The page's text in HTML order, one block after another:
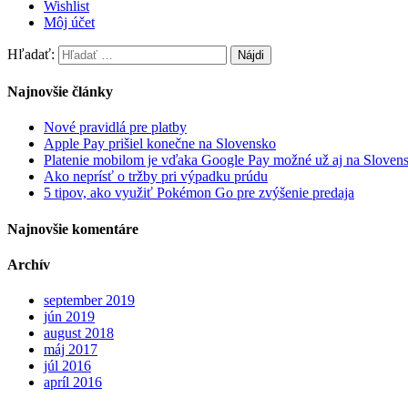
Wishlist
Môj účet
Hľadať:
Najnovšie články
Nové pravidlá pre platby
Apple Pay prišiel konečne na Slovensko
Platenie mobilom je vďaka Google Pay možné už aj na
Ako neprísť o tržby pri výpadku prúdu
5 tipov, ako využiť Pokémon Go pre zvýšenie predaja
Najnovšie komentáre
Archív
september 2019
jún 2019
august 2018
máj 2017
júl 2016
apríl 2016